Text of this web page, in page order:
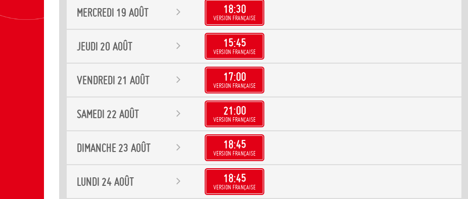
MERCREDI 19 AOÛT 18:30
VERSION FRANÇAISE
JEUDI 20 AOÛT 15:45
VERSION FRANÇAISE
VENDREDI 21 AOÛT 17:00
VERSION FRANÇAISE
SAMEDI 22 AOÛT 21:00
VERSION FRANÇAISE
DIMANCHE23 AOÛT 18:45
VERSION FRANÇAISE
LUNDI 24AOÛT 18:45
VERSION FRANÇAISE